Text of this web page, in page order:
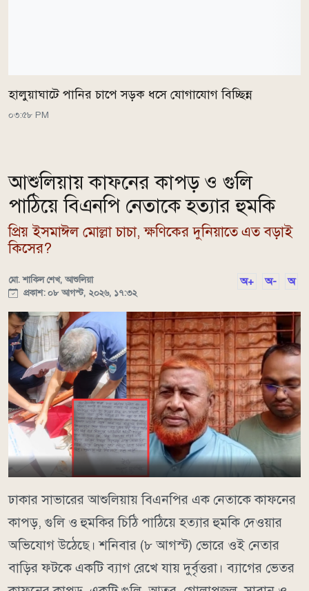
হালুয়াঘাটে পানির চাপে সড়ক ধসে যোগাযোগ বিচ্ছিন্ন
০৩:৫৮ PM
আশুলিয়ায় কাফনের কাপড় ও গুলি
পাঠিয়ে বিএনপি নেতাকে হত্যার হুমকি
প্রিয় ইসমাঈল মোল্লা চাচা, ক্ষণিকের দুনিয়াতে এত বড়াই
কিসের?
মো. শাকিল শেখ, আশুলিয়া
প্রকাশ: ০৮ আগস্ট, ২০২৬, ১৭:৩২
অ+ অ- অ
ঢাকার সাভারের আশুলিয়ায় বিএনপির এক নেতাকে কাফনের
কাপড়, গুলি ও হুমকির চিঠি পাঠিয়ে হত্যার হুমকি দেওয়ার
অভিযোগ উঠেছে। শনিবার (৮ আগস্ট) ভোরে ওই নেতার
বাড়ির ফটকে একটি ব্যাগ রেখে যায় দুর্বৃত্তরা। ব্যাগের ভেতর